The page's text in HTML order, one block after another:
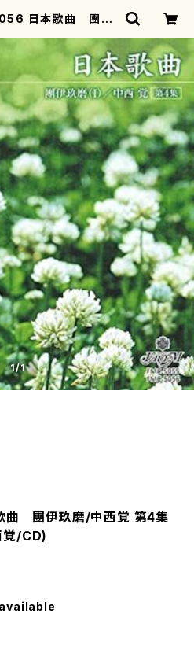
日本歌曲 團伊
| motherearth
1/1
團伊玖磨/中西覚 第4集
覚/CD)